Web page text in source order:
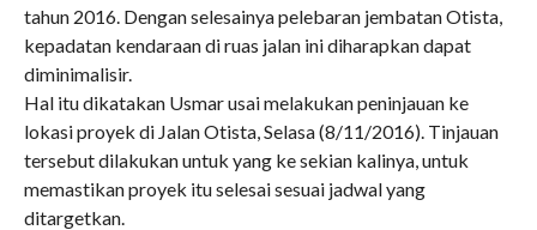
tahun 2016. Dengan selesainya pelebaran jembatan Otista,
kepadatan kendaraan di ruas jalan ini diharapkan dapat
diminimalisir.
Hal itu dikatakan Usmar usai melakukan peninjauan ke
lokasi proyek di Jalan Otista, Selasa (8/11/2016). Tinjauan
tersebut dilakukan untuk yang ke sekian kalinya, untuk
memastikan proyek itu selesai sesuai jadwal yang
ditargetkan.